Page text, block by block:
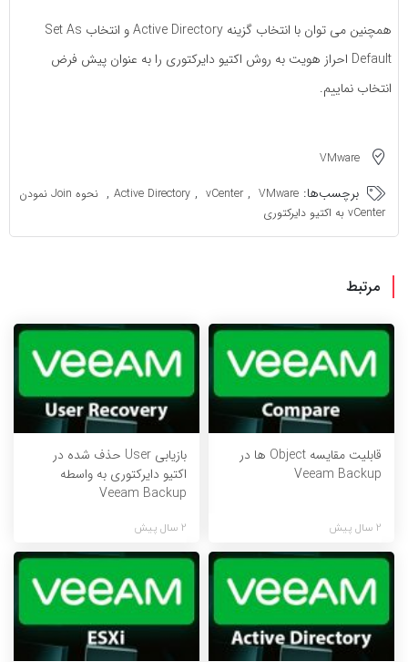
همچنین می توان با انتخاب گزینه Active Directory و انتخاب Set As
Default احراز هویت به روش اکتیو دایرکتوری را به عنوان پیش فرض
انتخاب نماییم.
VMware
برچسب‌ها: Active Directory vCenter VMware
,
نحوه Join نمودن
vCenter به اکتیو دایرکتوری
مرتبط
قابلیت مقایسه Object ها در
Veeam Backup
2 سال پیش
بازیابی User حذف شده در
اکتیو دایرکتوری به واسطه
Veeam Backup
2 سال پیش